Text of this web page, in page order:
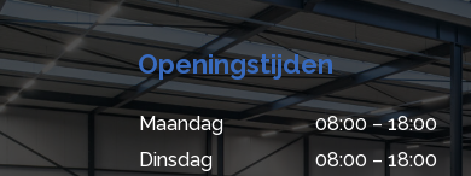
Openingstijden
Maandag
08:00 – 18:00
Dinsdag
08:00 – 18:00